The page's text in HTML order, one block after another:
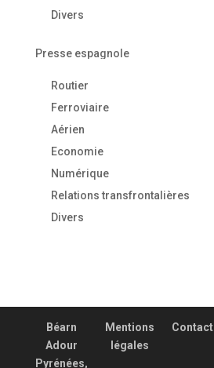
Divers
Presse espagnole
Routier
Ferroviaire
Aérien
Economie
Numérique
Relations transfrontalières
Divers
Béarn
Adour
Pyrénées,
Mentions
légales
Contact